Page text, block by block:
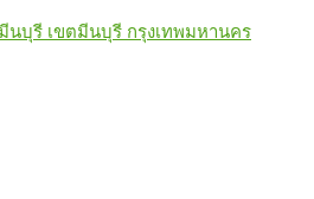
นบุรี เขตมีนบุรี กรุงเทพมหานคร